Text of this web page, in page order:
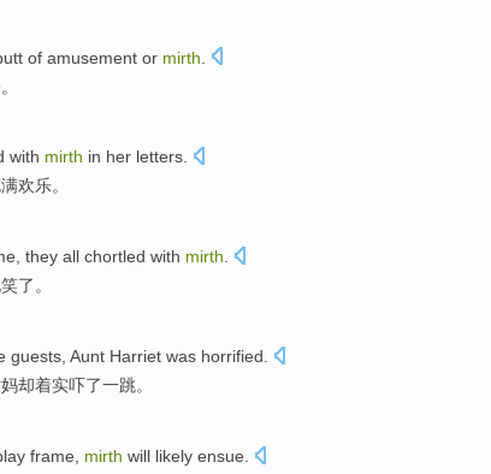
of amusement or mirth
with mirth in her letters.
欢乐。
they all chortled with mirth
了。
guests Aunt Harriet was horrified
却着实吓了一跳。
frame mirth will likely ensue.